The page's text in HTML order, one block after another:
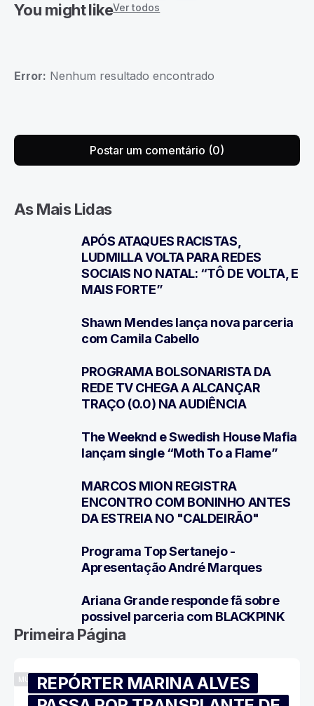
You might likeVer todos
Error: Nenhum resultado encontrado
Postar um comentário (0)
As Mais Lidas
APÓS ATAQUES RACISTAS,
LUDMILLA VOLTA PARA REDES
SOCIAIS NO NATAL: “TÔ DE VOLTA, E
MAIS FORTE”
Shawn Mendes lança nova parceria
com Camila Cabello
PROGRAMA BOLSONARISTA DA
REDE TV CHEGA A ALCANÇAR
TRAÇO (0.0) NA AUDIÊNCIA
The Weeknd e Swedish House Mafia
lançam single “Moth To a Flame”
MARCOS MION REGISTRA
ENCONTRO COM BONINHO ANTES
DA ESTREIA NO "CALDEIRÃO"
Programa Top Sertanejo -
Apresentação André Marques
Ariana Grande responde fã sobre
possivel parceria com BLACKPINK
Primeira Página
MÚSICAREPÓRTER MARINA ALVES